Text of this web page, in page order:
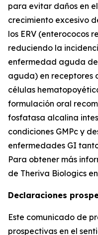
para evitar daños en
crecimiento excesivo
los ERV (enterococos
reduciendo la
enfermedad aguda
aguda) en receptores
células
formulación oral
fosfatasa alcalina
condiciones GMPc y
enfermedades GI
Para obtener más
de Theriva Biologics en
Declaraciones
Este comunicado de
prospectivas en el